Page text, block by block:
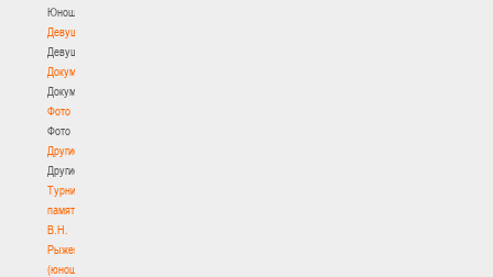
Юноши
Девушки
Девушки
Документы
Документы
Фото
Фото
Другие
Другие
Турнир
памяти
В.Н.
Рыженкова
(юноши)